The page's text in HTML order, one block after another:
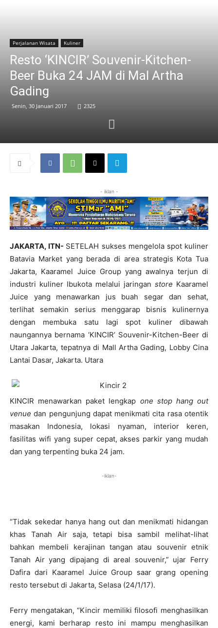
Perjalanan Wisata Kuliner
Resto ‘KINCIR’ Souvenir-Kitchen-
Beer Buka 24 JAM di Mal Artha
Gading
Senin, 30 Januari 2017 2325
- iklan -
JAKARTA, ITN- SETELAH sukses mengelola spot kuliner
Batavia Market yang berada di area strategis Kota Tua
Jakarta, Kaaramel Juice Group yang awalnya terjun di
industri kuliner Ibukota melalui jaringan store Kaaramel
Juice yang menawarkan jus buah segar dan sehat,
terlihat semakin serius menggarap bisnis kulinernya
dengan membuka satu lagi spot kuliner dibawah
naungannya bernama ‘KINCIR’ Souvenir-Kitchen-Beer di
Utara Jakarta, tepatnya di Mall Artha Gading, Lobby Cina
Lantai Dasar, Jakarta. Utara
KINCIR menawarkan paket lengkap one stop hang out
venue dan pengunjung dapat menikmati cita rasa otentik
masakan Indonesia, lokasi nyaman, interior keren,
fasilitas wifi yang super cepat, akses parkir yang mudah
dan yang terpenting buka 24 jam.
-iklan-
“Tidak sekedar hanya hang out dan menikmati hidangan
khas Tanah Air saja, tetapi bisa sambil melihat-lihat
bahkan membeli kerajinan tangan atau souvenir etnik
Tanah Air yang dipajang di areal souvenir,” ujar Ferry
Dafira dari Kaaramel Juice Group saar grang opening
resto tersebut di Jakarta, Selasa (24/1/17).
Ferry mengatakan, “Kincir memiliki filosofi menghasilkan
energi, kami berharap resto ini mampu menghasilkan